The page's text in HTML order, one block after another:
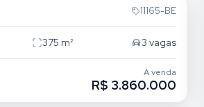
11165-BE
375 m² 3 vagas
À venda
R$ 3.860.000